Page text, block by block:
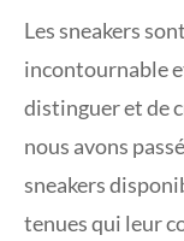
Les sneakers
incontournable
distinguer et de
nous avons
sneakers
tenues qui leur